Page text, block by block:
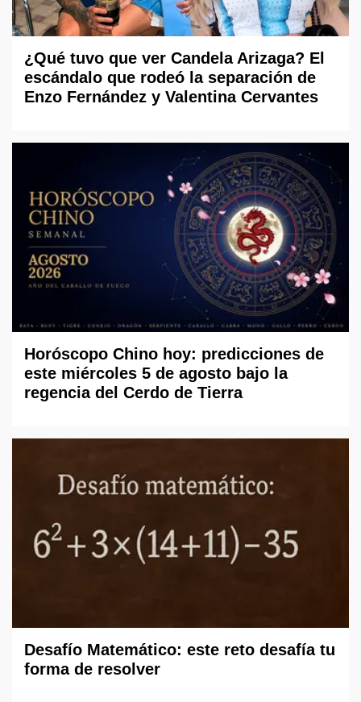
¿Qué tuvo que ver Candela Arizaga? El
escándalo que rodeó la separación de
Enzo Fernández y Valentina Cervantes
Horóscopo Chino hoy: predicciones de
este miércoles 5 de agosto bajo la
regencia del Cerdo de Tierra
Desafío Matemático: este reto desafía tu
forma de resolver